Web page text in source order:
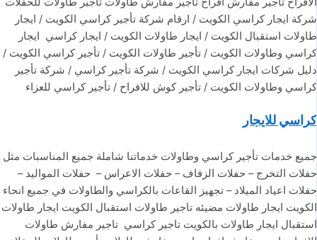
شركة ايجار كراسي الكويت / ارقام شركة تأجير كراسي الكويت / ايجار
طاولات استقبال الكويت / ايجار طاولات الكويت / ايجار كراسي ايجار
كراسي وطاولات الكويت / تأجير طاولات الكويت / تأجير كراسي الكويت /
دليل شركات ايجار كراسي الكويت / شركة تأجير كراسي / شركة تأجير
كراسي وطاولات الكويت / تأجير كوش للافراح / تأجير كراسي للعزاء
كراسي للايجار
جميع خدمات تأجير كراسي وطاولات خدماتنا شاملة جميع المناسبات مثل
حفلات التخرج – حفلات الزفاف – حفلات الاعراس – حفلات المواليد –
حفلات اعياد الميلاد – تجهيز القاعات بالكراسي والطاولات في جميع انحاء
الكويت ايجار طاولات مضيئه تاجير طاولات استقبال الكويت ايجار طاولات
استقبال ايجار طاولات بالكويت تاجير كراسي تاجير مفارش طاولات